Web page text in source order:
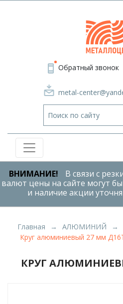
Обратный звонок
metal-
ВНИМАНИЕ!
В связи с
валют цены на сайте могут
и наличие акции
Главная АЛЮМИНИЙ
Круг алюминиевый 27 мм
КРУГ